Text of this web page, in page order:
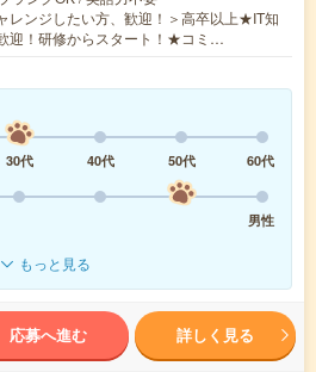
レンジしたい方、歓迎！＞高卒以上★IT知
迎！研修からスタート！★コミ…
30代 40代 50代
60代
男性
もっと見る
応募へ進む 詳しく見る